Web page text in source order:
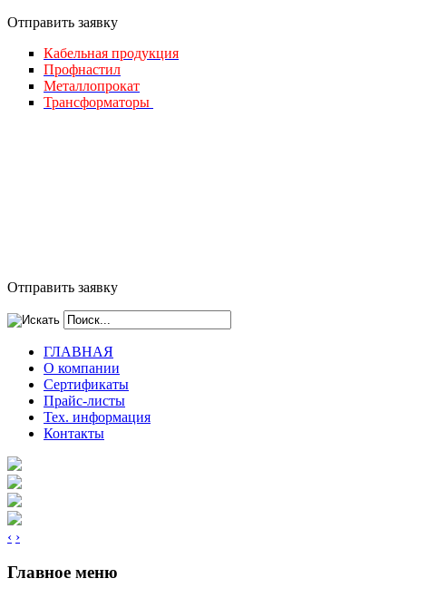
Отправить заявку
Кабельная продукция
Профнастил
Металлопрокат
Трансформаторы
Отправить заявку
ГЛАВНАЯ
О компании
Сертификаты
Прайс-листы
Тех. информация
Контакты
‹ ›
Главное меню